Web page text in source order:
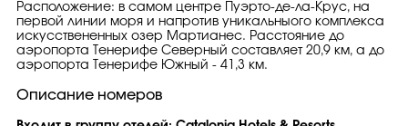
Расположение: в самом центре Пуэрто-де-ла-Крус, на
первой линии моря и напротив уникальныого комплекса
искусствененных озер Мартианес. Расстояние до
аэропорта Тенерифе Северный составляет 20,9 км, а до
аэропорта Тенерифе Южный - 41,3 км.
Описание номеров